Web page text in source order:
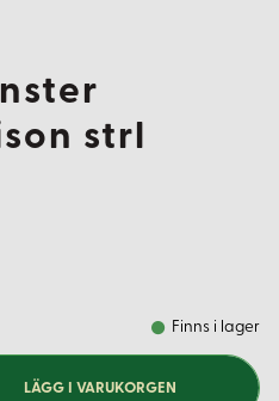
strl
Finns i lager
LÄGG I VARUKORGEN